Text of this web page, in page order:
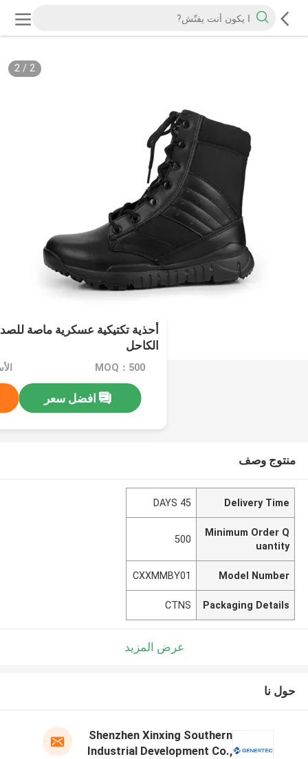
2
/
2
أحذية تكتيكية عسكرية ماصة
الكاحل
MOQ：500
افضل سعر
منتوج وصف
Delivery Time
45 DAYS
Minimum Order Q
uantity
500
Model Number
CXXMMBY01
Packaging Details
CTNS
عرض المزيد
حول نا
Shenzhen Xinxing Southern
Industrial Development Co.,